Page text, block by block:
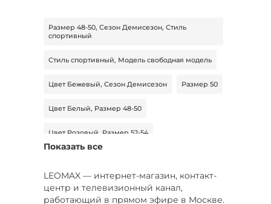
Размер 48-50, Сезон Демисезон, Стиль
спортивный
Стиль спортивный, Модель свободная модель
Цвет Бежевый, Сезон Демисезон Размер 50
Цвет Белый, Размер 48-50
Цвет Розовый, Размер 52-54
Цвет Серый, Размер 48, Сезон Демисезон
Показать все
LEOMAX — интернет-магазин, контакт-
центр и телевизионный канал,
работающий в прямом эфире в Москве.